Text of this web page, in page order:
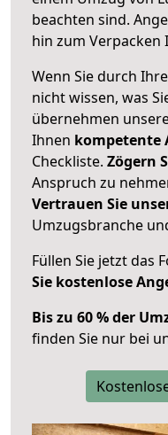
beachten sind.
hin zum Verpacken
Wenn Sie durch
nicht wissen, was
übernehmen
Ihnen kompetente
Checkliste. Zögern
Anspruch zu
Vertrauen Sie
Umzugsbranche
Füllen Sie jetzt das
Sie kostenlose
Bis zu 60 % der
finden Sie nur bei